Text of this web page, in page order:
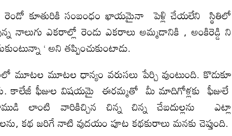
కూతురికి సంబంధం ఖాయమైనా పెళ్లి చేయలేని స్థితిలో
నాలుగు ఎకరాల్లో రెండు ఎకరాలు అమ్మడానికి , అంకిరెడ్డి ని
‘ అని తప్పించుకుంటాడు.
మూటల మూటల ధాన్యం వరుసలు పేర్చి వుంటుంది. కొడుకూ
కాలేజీ ఫీజుల విషయమై ఈరమ్మతో మీ మాదిగోళ్లకు ఫీజులే
లాంటి వారికిచ్చిన చిన్న చిన్న చేబదుల్లను ఎట్లా
కథ జరిగే నాటి వుదయం పూట కథకురాలు మనకు చెప్తుంది.